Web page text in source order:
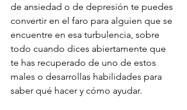
de ansiedad o de depresión te puedes
convertir en el faro para alguien que se
encuentre en esa turbulencia, sobre
todo cuando dices abiertamente que
te has recuperado de uno de estos
males o desarrollas habilidades para
saber qué hacer y cómo ayudar.